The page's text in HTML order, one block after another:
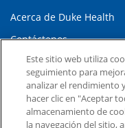
Acerca de Duke Health
Contáctenos
Carreras en Duke Health
Sala de Prensa de Duke
Suscripción al Correo
Este sitio web utiliza
seguimiento para
analizar el rendimiento
hacer clic en "Aceptar
almacenamiento de
la navegación del sitio,